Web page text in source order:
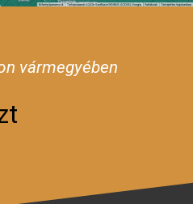
vármegyében